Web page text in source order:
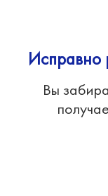
Исправно
Вы